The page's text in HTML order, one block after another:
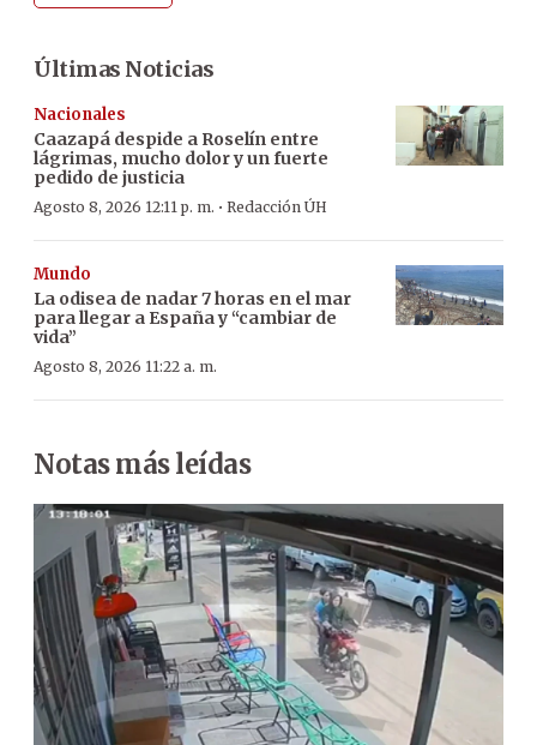
Últimas Noticias
Nacionales
Caazapá despide a Roselín entre
lágrimas, mucho dolor y un fuerte
pedido de justicia
Agosto 8, 2026 12:11 p. m. · Redacción ÚH
Mundo
La odisea de nadar 7 horas en el mar
para llegar a España y “cambiar de
vida”
Agosto 8, 2026 11:22 a. m.
Notas más leídas